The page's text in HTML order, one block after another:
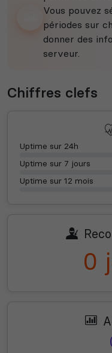
Vous pouvez
périodes sur
donner des
serveur.
Chiffres clefs
Uptime sur 24h
Uptime sur 7 jours
Uptime sur 12 mois
0